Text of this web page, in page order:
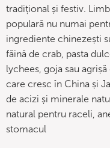
tradițional și festiv.
populară nu numai
ingrediente chinezești
făină de crab, pasta
lychees, goja sau
care cresc în China și
de acizi și minerale
natural pentru raceli,
stomacul